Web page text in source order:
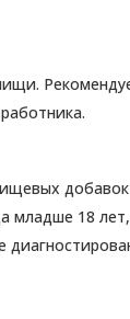
младше 18